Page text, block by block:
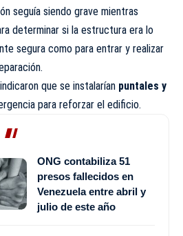
seguía siendo grave mientras
determinar si la estructura era lo
segura como para entrar y realizar
que se instalarían puntales y
para reforzar el edificio.
ONG contabiliza 51
presos fallecidos en
Venezuela entre abril y
julio de este año